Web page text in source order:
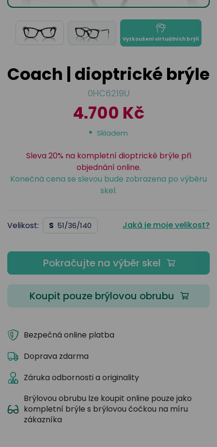
Přihlásit
brýle
Vyzkoušení virtuálních brýlí
Coach | dioptrické brýle
0HC6219U
4.700 Kč
Skladem
Sleva 20% na kompletní dioptrické brýle při
objednání online.
Konečná cena se slevou bude zobrazena po výběru
skel.
Velikost: S 51/36/140 Jaká je moje velikost?
Pokračujte na výběr skel
Koupit pouze brýlovou obrubu
Bezpečná online platba
Doprava zdarma
Záruka odbornosti a originality
Brýlovou obrubu lze koupit online pouze jako
kompletní brýle s brýlovou čočkou na míru
zákazníka